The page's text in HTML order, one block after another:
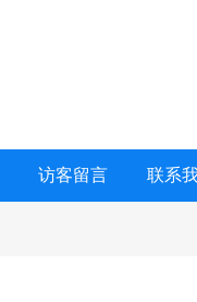
访客留言 联系